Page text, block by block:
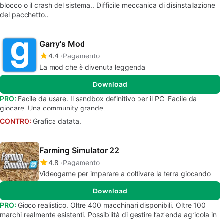
blocco o il crash del sistema.. Difficile meccanica di disinstallazione
del pacchetto..
Garry's Mod
4.4 Pagamento
La mod che è divenuta leggenda
Download
PRO: Facile da usare. Il sandbox definitivo per il PC. Facile da
giocare. Una community grande.
CONTRO: Grafica datata.
Farming Simulator 22
4.8 Pagamento
Videogame per imparare a coltivare la terra giocando
Download
PRO: Gioco realistico. Oltre 400 macchinari disponibili. Oltre 100
marchi realmente esistenti. Possibilità di gestire l’azienda agricola in